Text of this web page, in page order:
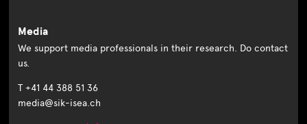
Media
We support media professionals in their research. Do contact
us.
T +41 44 388 51 36
media@sik-isea.ch